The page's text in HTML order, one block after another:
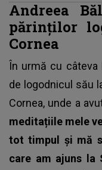
Andreea
părinților
Cornea
În urmă cu
de logodnicul său
Cornea, unde a
meditațiile mele
tot timpul și mă
care am ajuns la